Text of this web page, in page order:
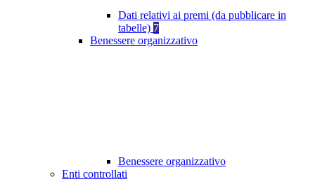
Dati relativi ai premi (da pubblicare in
tabelle) 7
Benessere organizzativo
Benessere organizzativo
Enti controllati